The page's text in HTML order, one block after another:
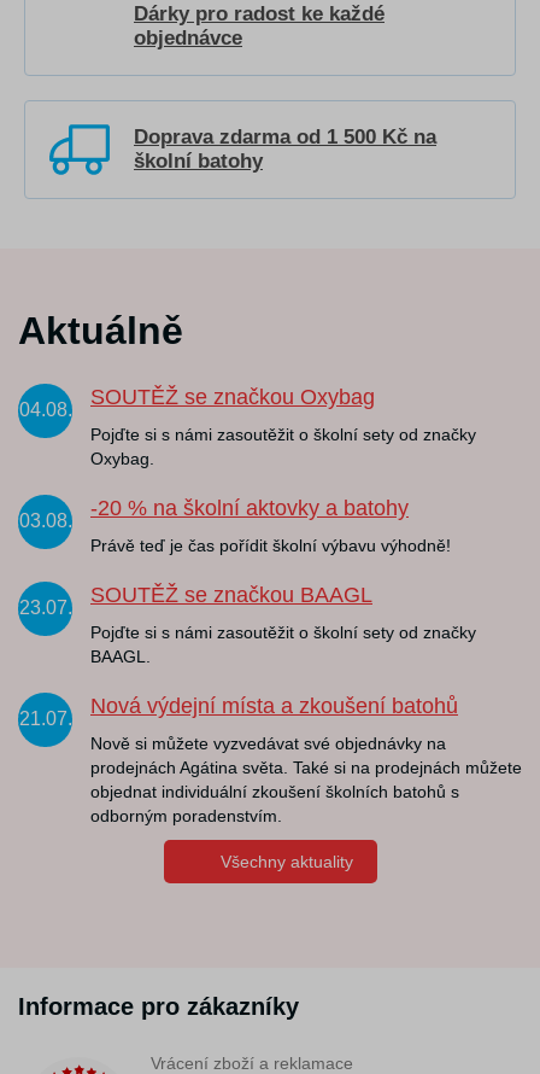
Dárky pro radost ke každé
objednávce
Doprava zdarma od 1 500 Kč na
školní batohy
Aktuálně
04.08.
SOUTĚŽ se značkou Oxybag
Pojďte si s námi zasoutěžit o školní sety od značky
Oxybag.
03.08.
-20 % na školní aktovky a batohy
Právě teď je čas pořídit školní výbavu výhodně!
23.07.
SOUTĚŽ se značkou BAAGL
Pojďte si s námi zasoutěžit o školní sety od značky
BAAGL.
21.07.
Nová výdejní místa a zkoušení batohů
Nově si můžete vyzvedávat své objednávky na
prodejnách Agátina světa. Také si na prodejnách můžete
objednat individuální zkoušení školních batohů s
odborným poradenstvím.
Všechny aktuality
Informace pro zákazníky
Vrácení zboží a reklamace